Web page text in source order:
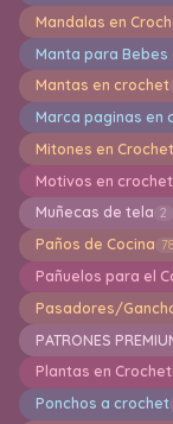
Mandalas en
Manta para Bebes
Mantas en crochet
Marca paginas en
Mitones en Crochet
Motivos en crochet
Muñecas de tela 2
Paños de Cocina 78
Pañuelos para el
Pasadores/
PATRONES
Plantas en Crochet
Ponchos a crochet